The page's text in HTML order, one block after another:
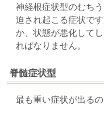
神経根症状型のむち
迫され起こる症状で
か、状態が悪化して
ればなりません。
脊髄症状型
最も重い症状が出る